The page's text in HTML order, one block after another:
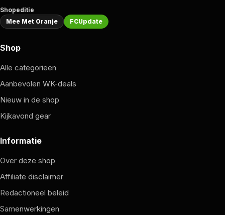
Shopeditie
Mee Met Oranje
FCUpdate
Shop
Alle categorieën
Aanbevolen WK-deals
Nieuw in de shop
Kijkavond gear
Informatie
Over deze shop
Affiliate disclaimer
Redactioneel beleid
Samenwerkingen